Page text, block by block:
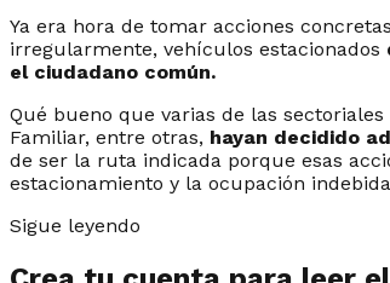
Ya era hora de tomar acciones
irregularmente, vehículos estacionados
el ciudadano común.
Qué bueno que varias de las
Familiar, entre otras, hayan decidido
de ser la ruta indicada porque esas
estacionamiento y la ocupación
Sigue leyendo